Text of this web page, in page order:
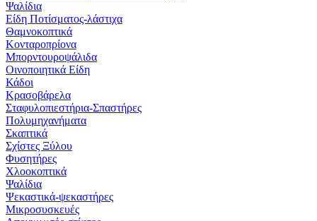
Ψαλίδια
Είδη Ποτίσματος-λάστιχα
Θαμνοκοπτικά
Κονταροπρίονα
Μπορντουροψάλιδα
Οινοποιητικά Είδη
Κάδοι
Κρασοβάρελα
Σταφυλοπιεστήρια-Σπαστήρες
Πολυμηχανήματα
Σκαπτικά
Σχίστες Ξύλου
Φυσητήρες
Χλοοκοπτικά
Ψαλίδια
Ψεκαστικά-ψεκαστήρες
Μικροσυσκευές